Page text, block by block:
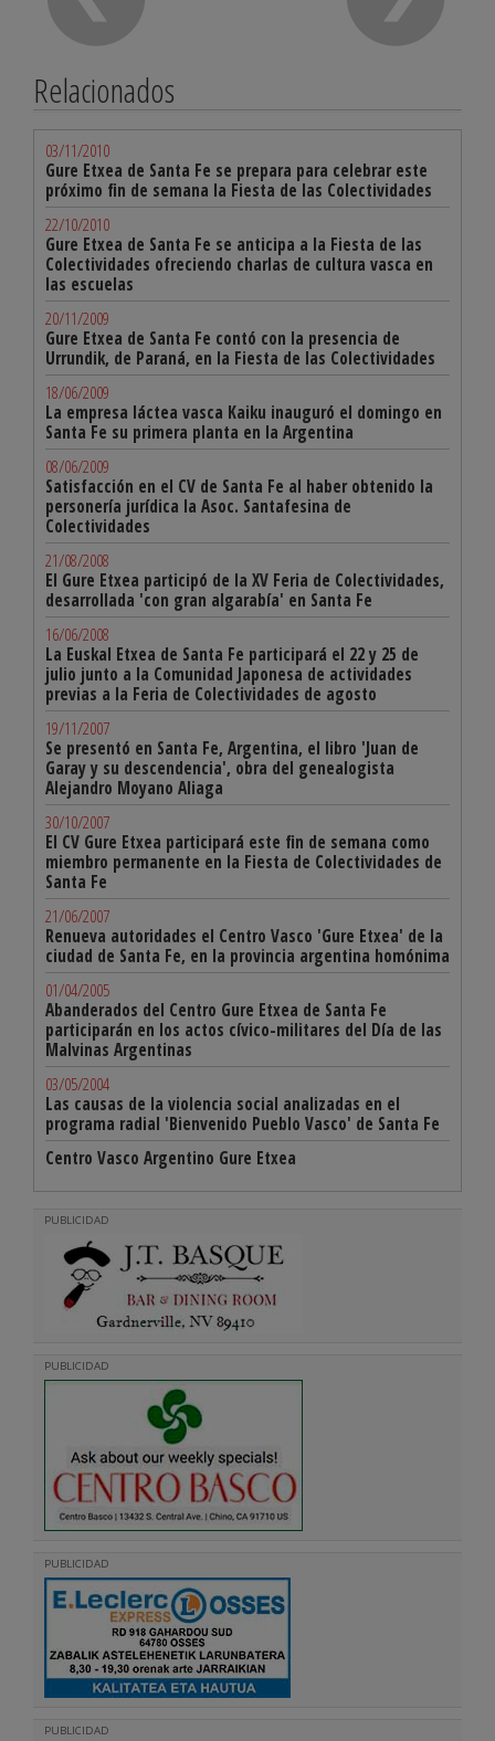
Relacionados
03/11/2010
Gure Etxea de Santa Fe se prepara para celebrar este
próximo fin de semana la Fiesta de las Colectividades
22/10/2010
Gure Etxea de Santa Fe se anticipa a la Fiesta de las
Colectividades ofreciendo charlas de cultura vasca en
las escuelas
20/11/2009
Gure Etxea de Santa Fe contó con la presencia de
Urrundik, de Paraná, en la Fiesta de las Colectividades
18/06/2009
La empresa láctea vasca Kaiku inauguró el domingo en
Santa Fe su primera planta en la Argentina
08/06/2009
Satisfacción en el CV de Santa Fe al haber obtenido la
personería jurídica la Asoc. Santafesina de
Colectividades
21/08/2008
El Gure Etxea participó de la XV Feria de Colectividades,
desarrollada 'con gran algarabía' en Santa Fe
16/06/2008
La Euskal Etxea de Santa Fe participará el 22 y 25 de
julio junto a la Comunidad Japonesa de actividades
previas a la Feria de Colectividades de agosto
19/11/2007
Se presentó en Santa Fe, Argentina, el libro 'Juan de
Garay y su descendencia', obra del genealogista
Alejandro Moyano Aliaga
30/10/2007
El CV Gure Etxea participará este fin de semana como
miembro permanente en la Fiesta de Colectividades de
Santa Fe
21/06/2007
Renueva autoridades el Centro Vasco 'Gure Etxea' de la
ciudad de Santa Fe, en la provincia argentina homónima
01/04/2005
Abanderados del Centro Gure Etxea de Santa Fe
participarán en los actos cívico-militares del Día de las
Malvinas Argentinas
03/05/2004
Las causas de la violencia social analizadas en el
programa radial 'Bienvenido Pueblo Vasco' de Santa Fe
Centro Vasco Argentino Gure Etxea
PUBLICIDAD
PUBLICIDAD
PUBLICIDAD
PUBLICIDAD